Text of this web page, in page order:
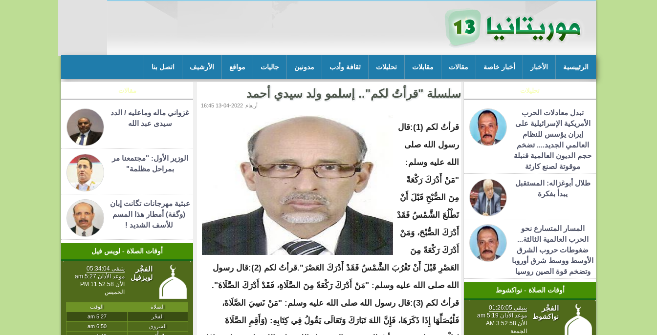
الرئييسية الأخبار أخبار خاصة مقالات مقابلات تحليلات ثقافة وأدب مدونين جاليات مواقع الأرشيف اتصل بنا
تحليلات
تبدل معادلات الحرب
الأمريكية الإسرائيلية على
إيران يؤسس للنظام
العالمي الجديد.... تضخم
حجم الديون العالمية قنبلة
موقوتة لصنع كارثة
طلال أبوغزاله: المستقبل
يبدأ بفكرة
المسار المتسارع نحو
الحرب العالمية الثالثة...
ضغوطات حروب الشرق
الأوسط ووسط شرق أوروبا
وتضخم قوة الصين روسيا
أوقات الصلاة - نواكشوط
سلسلة "قرأتُ لكم".. إسلمو ولد سيدي أحمد
أربعاء, 2022-04-13 16:45
قرأتُ لكم (1):قال
رسول الله صلى
الله عليه وسلم:
"مَنْ أَدْرَكَ رَكْعَةً
مِنَ الصُّبْحِ قَبْلَ أَنْ
تَطْلُعَ الشَّمْسُ فَقَدْ
أَدْرَكَ الصُّبْحَ، وَمَنْ
أَدْرَكَ رَكْعَةً مِنَ
العَصْرِ قَبْلَ أَنْ تَغْرُبَ الشَّمْسُ فَقَدْ أَدْرَكَ العَصْرَ". قرأتُ لكم (2): قال رسول
الله صلى الله عليه وسلم: "مَنْ أَدْرَكَ رَكْعَةً مِنَ الصَّلَاةِ، فَقَدْ أَدْرَكَ الصَّلَاةَ".
قرأتُ لكم (3): قال رسول الله صلى الله عليه وسلم: "مَنْ نَسِيَ الصَّلَاةَ، فَلْيُصَلِّهَا إِذَا ذَكَرَهَا، فَإِنَّ اللهَ تَبَارَكَ وَتَعَالَى يَقُولُ فِي كِتَابِهِ: (وَأَقِمِ الصَّلَاةَ لِذِكْرِي). طه. 14". قرأتُ لكم (4): قال رسول الله صلى الله عليه وسلم: "إِذَا اسْتَيْقَظَ أَحَدُكُمْ مِنْ نَوْمِهِ فَلْيَغْسِلْ يَدَهُ قَبْلَ أَنْ يُدْخِلَهَا فِي وُضُوئِهِ، فَإِنَّ أَحَدَكُمْ لَا يَدْرِي أَيْنَ بَاتَتْ يَدُهُ. قرأتُ لكم (5): قال رسول الله صلى الله عليه وسلم: "مَا مِنِ امْرِئٍ يَتَوَضَّأُ، فَيُحْسِنُ وُضُوءَهُ، ثُمَّ يُصَلِّي الصَّلَاةَ، إِلَّا غُفِرَ لَهُ مَا بَيْنَهُ وَبَيْنَ الصَّلَاةِ الأُخْرَى حَتَّى يُصَلِّيَهَا". قَالَ يَحْيَى: قَالَ مَالِكٌ: أَرَاهُ يُرِيدُ هَذِهِ الآيَةَ: (وَأَقِمِ الصَّلَاةَ طَرَفَيِ النَّهَارِ وَزُلَفًا مِّنَ اللَّيْلِ إِنَّ الحَسَنَاتِ يُذْهِبْنَ السَّيِّئَاتِ ذَلِكَ ذِكْرَى لِلذَّاكِرِينَ). هود. 114. قرأتُ لكم (6): قال رسول الله صلى الله عليه وسلم: "إِذَا تَوَضَّأَ العَبْدُ المُؤْمِنُ، فَتَمَضْمَضَ، خَرَجَتِ الخَطَايَا مِنْ فِيهِ. وَإِذَا اسْتَنْثَرَ خَرَجَتِ الخَطَايَا مِنْ أَنْفِهِ. فَإِذَا غَسَلَ وَجْهَهُ خَرَجَتِ الخَطَايَا مِنْ وَجْهِهِ حَتَّى تَخْرُجَ مِنْ تَحْتِ أَشْفَارِ عَيْنَيْهِ. فَإِذَا غَسَلَ يَدَيْهِ خَرَجَتِ الخَطَايَا مِنْ يَدَيْهِ حَتَّى تَخْرُجُ مِنْ تَحْتِ أَظْفَارِ يَدَيْهِ. فَإِذَا مَسَحَ بِرَأْسِهِ خَرَجَتِ الخَطَايَا مِنْ رَأْسِهِ حَتَّى تَخْرُجَ مِنْ أُذُنَيْهِ. فَإِذَا غَسَلَ رِجْلَيْهِ خَرَجَتِ الخَطَايَا مِنْ رِجْلَيْهِ حَتَّى تَخْرُجَ مِنْ تَحْتِ أَظْفَارِ رِجْلَيْهِ". قال: "ثُمَّ كَانَ مَشْيُهُ إِلَى المَسْجِدِ، وَصَلَاتُهُ نَافِلَةً لَهُ". وفي رواية أخرى: "إِذَا تَوَضَّأَ العَبْدُ المُسْلِمُ (أَوِ المُؤْمِنُ) فَغَسَلَ وَجْهَهُ خَرَجَتْ مِنْ وَجْهِهِ كُلُّ خَطِيئَةٍ نَظَرَ إِلَيْهَا بِعَيْنَيْهِ مَعَ المَاءِ (أَوْ مَعَ آخِرِ قَطْرِ المَاءِ). فَإِذَا غَسَلَ يَدَيْهِ خَرَجَتْ مِنْ يَدَيْهِ كُلُّ خَطِيئَةٍ بَطَشَتْهَا يَدَاهُ مَعَ المَاءِ (أَوْ مَعَ آخِرِ قَطْرِ المَاءِ). فَإِذَا غَسَلَ رِجْلَيْهِ خَرَجَتْ كُلُّ خَطِيئَةٍ مَشَتْهَا رِجْلَاهُ مَعَ المَاءِ (أَوْ مَعَ آخِرِ قَطْرِ المَاءِ)، حَتَّى يَخْرُجَ نَقِيًّا مِنَ الذُّنُوبِ". قرأتُ لكم (7): قال رسول الله صلى الله عليه وسلم: "إِذَا ثُوِّبَ بِالصَّلَاةِ، فَلَا تَأْتُوهَا وَأَنْتُمْ تَسْعَوْنَ. وَأْتُوهَا وَعَلَيْكُمُ السَّكِينَةُ. فَمَا أَدْرَكْتُمْ فَصَلُّوا. وَمَا فَاتَكُمْ فَأَتِمُّوا؛ فَإِنَّ أَحَدَكُمْ فِي صَلَاةٍ، مَا كَانَ يَعْمِدُ إِلَى الصَّلَاةِ". قرأتُ لكم (8): قال رسول الله صلى الله عليه وسلم: "إِذَا أَمَّنَ الإِمَامُ فَأَمِّنُوا، فَإِنَّهُ مَنْ وَافَقَ تَأْمِينُهُ تَأْمِينَ المَلَائِكَةِ غُفِرَ لَهُ مَا تَقَدَّمَ مِنْ ذَنْبِهِ". قَالَ ابْنُ شِهَابٍ: وكان رسولُ الله صلى الله عليه وسلم يقول: "آمِينَ". وفي رواية أخرى: "إِذَا قَالَ الإِمَامُ (غَيْرِ المَغْضُوبِ عَلَيْهِمْ وَلَا الضَّالِّينَ)، فَقُولُوا: آمِينَ. فَإِنَّهُ مَنْ وَافَقَ قَوْلُهُ قَوْلَ المَلَائِكَةِ غُفِرَ لَهُ مَا تَقَدَّمَ مِنْ ذَنْبِهِ". وفي رواية أخرى: "إِذَا قَالَ أَحَدُكُمْ: آمِينَ. وَقَالَتِ المَلَائِكَةُ فِي السَّمَاءِ: آمِينَ. فَوَافَقَتْ إِحْدَاهُمَا الأُخْرَى، غُفِرَ لَهُ مَا تَقَدَّمَ مِنْ ذَنْبِهِ. وقال رسول الله صلى الله عليه وسلم: "إِذَا قَالَ الإِمَامُ: سَمِعَ اللهُ لِمَنْ حَمِدَهُ، فَقُولُوا: اللَّهُمَّ رَبَّنَا لَكَ الحَمْدُ. فَإِنَّهُ مَنْ وَافَقَ قَوْلُهُ قَوْلَ المَلَائِكَةِ؛ غُفِرَ لَهُ مَا تَقَدَّمَ مِنْ ذَنْبِهِ". قرأتُ لكم (9): قال رسول الله صلى الله عليه وسلم: "إِذَا قُلْتَ لِصَاحِبِكَ أَنْصِتْ، وَالإِمَامُ يَخْطُبُ يَوْمَ الجُمُعَةِ، فَقَدْ لَغَوْتَ". وَرُوِيَ عَن ثَعْلَبَةَ بْنِ أَبِي مَالِكٍ القُرَظِيِّ، أَنَّهُمْ كَانُوا فِي زَمَانِ عُمَرَ بْنِ الخَطَّابِ، يُصَلُّونَ، يَوْمَ الجُمُعَةِ، حَتَّى يَخْرُجَ عُمَرُ. فَإِذَا خَرَجَ عُمَرُ، وَجَلَسَ عَلَى المِنْبَرِ، وَأَذَّنَ المُؤَذِّنُونَ (قَالَ ثَعْلَبَةُ) جَلَسْنَا نَتَحَدَّثُ. فَإِذَا سَكَتَ المُؤَذِّنُونَ وَقَامَ عُمَرُ يَخْطُبُ، أَنْصَتْنَا، فَلَمْ يَتَكَلَّمْ مِنَّا أَحَدٌ. قَالَ ابْنُ شِهَابٍ: فَخُرُوجُ الإِمَامِ يَقْطَعُ الصَّلَاةَ، وَكَلَامُهُ يَقْطَعُ الكَلَامَ. وَرُوِيَ أَنَّ عُثْمَانَ بْنَ عَفَّانَ كَانَ يَقُولُ فِي خُطْبَتِهِ، قَلَّ مَا يَدَعُ ذَلِكَ إِذَا خَطَبَ: إِذَا قَامَ الإِمَامُ يَخْطُبُ يَوْمَ الجُمُعَةِ فَاسْتَمِعُوا وَأَنْصِتُوا. فَإِنَّ لِلمُنْصِتِ الَّذِي لَا يَسْمَعُ، مِنَ الحَظِّ، مِثْلَ مَا لِلمُنْصِتِ السَّامِعِ. فَإِذَا قَامَتِ الصَّلَاةُ فَاعْدِلُوا الصُّفُوفَ، وَحَاذُوا بِالمَنَاكِبِ؛ فَإِنَّ اعْتِدَالَ الصُّفُوفِ مِنْ تَمَامِ الصَّلَاةِ. وَرُوِيَ عَنْ مَالِكِ، أَنَّهُ بَلَغَهُ أَنَّ رَجُلًا عَطَسَ يَوْمَ الجُمُعَةِ وَالإِمَامُ يَخْطُبُ، فَشَمَّتَهُ إِنْسَانٌ إِلَى جَنْبِهِ. فَسَأَلَ عَنْ ذَلِكَ سَعِيدَ بْنَ المُسَيَّبِ. فَنَهَاهُ عَنْ ذَلِكَ. وَقَالَ: لَا تَعُدْ. قرأتُ لكم (10): قال رسول الله صلى الله عليه وسلم: "خَيْرُ يَوْمٍ طَلَعَتْ عَلَيْهِ الشَّمْسُ، يَوْمُ الجُمُعَةِ. فِيهِ خُلِقَ آدَمُ. وَفِيهِ أُهْبِطَ مِنَ الجَنَّةِ. وَفِيهِ تِيبَ عَلَيْهِ. وَفِيهِ مَاتَ. وَفِيهِ تَقُومُ السَّاعَةُ. وَمَا مِنْ دَابَّةٍ إِلَّا وَهِيَ مُصِيخَةٌ يَوْمَ الجُمُعَةِ، مِنْ حِينِ تُصْبِحُ حَتَّى تَطْلُعَ الشَّمْسُ شَفَقًا مِنَ السَّاعَةِ. إِلَّا الجِنَّ وَالإِنْسَ. وَفِيهِ سَاعَةٌ لَا يُصَادِفُهَا عَبْدٌ مُسْلِمٌ وَهُوَ يُصَلِّي، يَسْأَلُ اللهَ شَيْئًا، إِلَّا أَعْطَاهُ إِيَّاهُ".". قَالَ أَبُو هُرَيْرَةَ: قُلْتُ: وَكَيْفَ تَكُونُ آخِرَ سَاعَةٍ فِي يَوْمِ الجُمُعَةِ؟ وَقَدْ قَالَ رَسُولُ اللهِ صَلَّى اللهُ عَلَيْهِ وَسَلَّمَ: "لَا يُصَادِفُهَا عَبْدٌ مُسْلِمٌ وَهُوَ يُصَلِّي" وَتِلْكَ السَّاعَةٌ سَاعَةٌ لَا يُصَلَّى فِيهَا؟ فَقَالَ عَبْدُ اللهِ بْنُ سَلَام: أَلَمْ يَقُلْ رَسُولُ اللهِ صَلَّى اللهُ عَلَيْهِ وَسَلَّمَ: "مَنْ جَلَسَ مَجْلِسًا يَنْتَظِرُ الصَّلَاةَ فَهُوَ فِي صَلَاةٍ حَتَّى يُصَلِّي؟" قَالَ أَبُو هُرَيْرَةَ: فَقُلْتُ بَلَى. قَالَ: فَهُوَ ذَلِكَ. قرأتُ لكم (11): قال رسول الله صلى الله عليه وسلم: "صَلَاةُ الجَمَاعَةِ تَفْضُلُ صَلَاةَ الفَذِّ بِسَبْعٍ وَعِشْرِينَ دَرَجَةً". وفي رواية أخرى: "صَلَاةُ الجَمَاعَةِ أَفْضَلُ مِنْ صَلَاةِ أَحَدِكُمْ، وَحْدَهُ، بِخَمْسَةٍ وَعِشْرِينَ جُزْءًا". قرأتُ لكم (12): قال رسول الله صلى الله عليه وسلم: "إِذَا صَلَّى أَحَدُكُمْ بِالنّاسِ، فَلْيُخَفِّفْ؛ فَإِنَّ فِيهِمْ الضَّعِيفَ، وَالسَّقِيمَ، وَالكَبِيرَ. وَإِذَا صَلَّى أَحَدُكُمْ لِنَفْسِهِ، فَلْيُطَوِّلْ مَا شَاءَ". قرأتُ لكم (13): قال رسول الله صلى الله عليه وسلم: "المَلَائِكَةُ تُصَلِّي عَلَى أَحَدِكُمْ مَا دَامَ فِي مُصَلَّاهُ الَّذِي صَلَّى فِيهِ، مَا لَمْ يُحْدِثْ. اللَّهُمَّ اغْفِرْ لَهُ. اللَّهُمَّ ارْحَمْهُ". وفي رواية أخرى: "لَا يَزَالُ أَحَدُكُمْ فِي صَلَاةٍ مَا كَانَتِ الصَّلَاةُ تَحْبِسُهُ، لَا يَمْنَعُهُ أَنْ يَنْقَلِبَ إِلَى أَهْلِهِ إِلَّا الصَّلَاةُ". قرأتُ لكم (14): قال رسول الله صلى الله عليه وسلم: "يَتَعَاقَبُونَ فِيكُمْ. مَلَائِكَةٌ بِاللَّيْلِ وَمَلَائِكَةٌ بِالنَّهَارِ. وَيَجْتَمِعُونَ فِي صَلَاةِ العَصْرِ، وَصَلَاةِ الفَجْرِ. ثُمَّ يَعْرُجُ الَّذِينَ بَاتُوا فِيكُمْ، فَيَسْأَلُهُمْ وَهُوَ أَعْلَمُ بِهِمْ: كَيْفَ تَرَكْتُمْ عِبَادِي؟ فَيَقُولُونَ: تَرَكْنَاهُمْ وَهُمْ يُصَلُّونَ، وَأَتَيْنَاهُمْ وَهُمْ يُصَلُّونَ". قرأتُ لكم (15): قال رسول الله صلى الله عليه وسلم: "يَعْقِدُ الشَّيْطَانُ عَلَى قَافِيَةِ رَأْسِ أَحَدِكُمْ، إِذَا هُوَ نَامَ، ثَلَاثَ عُقَدٍ. يَضْرِبُ مَكَانَ كُلِّ عُقْدَةٍ، عَلَيْكَ لَيْلٌ طَوِيلٌ، فَارْقُدْ. فَإِنِ اسْتَيْقَظَ، فَذَكَرَ اللهَ، انْحَلَّتْ عُقْدَةٌ. فَإِنْ تَوَضَّأَ، انْحَلَّتْ عُقْدَةٌ. فَإِنْ صَلَّى انْحَلَّتْ عُقَدُهُ. فَأَصْبَحَ نَشِيطًا، طَيِّبَ النَّفْسِ. وَإِلَّا، أَصْبَحَ خَبِيثَ النَّفْسِ كَسْلَانَ". قرأتُ لكم (16): قال رسول الله صلى الله عليه وسلم: "صَلَاةٌ فِي مَسْجِدِي هَذَا، خَيْرٌ مِنْ أَلْفِ صَلَاةٍ فِيمَا سِوَاهُ. إِلَّا المَسْجِدَ الحَرَامَ". وقال صلى الله عليه وسلم: "مَا بَيْنَ بَيْتِي وَمِنْبَرِي، رَوْضَةٌ مِنْ رِيَاضِ الجَنَّةِ. وَمِنْبَرِي عَلَى حَوْضِي". وفي رواية أخرى: "مَا بَيْنَ بَيْتِي وَمِنْبَرِي، رَوْضَةٌ مِنْ رِيَاضِ الجَنَّةِ". قرأتُ لكم (17): قال رسول الله صلى الله عليه وسلم: "مَنْ قَالَ لَا إِلَهَ إِلَّا اللهُ وَحْدَهُ لَا شَرِيكَ لَهَ، لَهُ المُلْكُ وَلَهُ الحَمْدُ وَهُوَ عَلَى كُلِّ شَيْءٍ قَدِيرٌ. فِي يَوْمٍ مِائَةَ مَرَّةٍ. كَانَتْ لَهُ عَدْلَ عَشْرِ رِقَابٍ. وَكُتِبَتْ لَهُ مِائَةُ حَسَنَةٍ. وَمُحِيَتْ عَنْهُ مِائَةُ سَيِّئَةٍ. وَكَانَتْ لَهُ حِرْزًا مِنَ الشَّيْطَانِ، يَوْمَهُ ذَلِكَ حَتَّى يُمْسِي. وَلَمْ يَأْتِ أَحَدٌ بِأَفْضَل مِمَّا جَاءَ بِهِ، إِلَّا أَحَدٌ عَمِلَ أَكْثَرَ مِنْ ذَلِكَ". وقال صلى الله عليه وسلم: "مَنْ قَالَ سُبْحَانَ اللهِ وَبِحَمْدِهِ. فِي يَوْمٍ مِائَةَ مَرَّةٍ. حُطَّتْ عَنْهُ خَطَايَاهُ وَإِنْ كَانَتْ مِثْلَ زَبَدِ البَحْرِ". وقال صلى الله عليه وسلم، فِي: (وَالبَاقِيَاتُ الصَّالِحَاتُ)، الكهف، 46، إِنَّهَا قَوْلُ العَبْدِ: ( اللهُ أَكْبَرُ. وَسُبْحَانَ اللهِ. وَالحَمْدُ للهِ. وَلَا إِلَهَ إِلَّا اللهُ. وَلَا حَوْلَ وَلَا قُوَّةَ إِلَّا بِاللهِ). قرأتُ لكم (18): قال رسول الله صلى الله عليه وسلم: "لَا يَقُلْ أَحَدُكُمْ إِذَا دَعَا: اللَّهُمَّ اغْفِرْ لِي إِنْ شِئْتَ. اللَّهُمَّ ارْحَمْنِي إِنْ شِئْتَ. لِيَعْزِمِ المَسْأَلَةَ. فَإِنَّهُ لَا مُكْرِهَ لَهُ". وقال صلى الله عليه وسلم: "يُسْتَجَابُ لِأَحَدِكُمْ مَا لَمْ يَعْجَلْ. فَيَقُولُ: قَدْ دَعَوْتُ فَلَمْ يُسْتَجَبْ لِي". وقال صلى الله عليه وسلم: "يَنْزِلُ رَبُّنَا، تَبَارَكَ وَتَعَالَى، كُلَّ لَيْلَةٍ إِلَى السَّمَاءِ الدُّنْيَا. حِينَ يَبْقَى ثُلُثُ اللَّيْلِ الآخِرُ. فَيَقُولُ: مَنْ يَدْعُونِي فَأَسْتَجِيبَ لَهُ؟ مَنْ يَسْأَلُنِي فَأُعْطِيَهُ؟ مَنْ يَسْتَغْفِرُنِي فَأَغْفِرَ لَهُ؟". وقال صلى الله عليه وسلم: "أَفْضَلُ الدُّعَاءِ دُعَاءُ يَوْمِ عَرَفَةَ. وَأَفْضَلُ مَا قُلْتُ أَنَا وَالنَّبِيُّونَ مِنْ قَبْلِي (لَا إِلَهَ إِلَّا اللهُ وَحْدَهُ لَا شَرِيكَ لَهُ". قرأتُ لكم (19): قال رسول الله صلى الله عليه وسلم: "مَا مِنْ دَاعٍ يَدْعُو إِلَى هُدًى، إِلَّا كَانَ لَهُ مِثْلُ أَجْرِ مَنِ اتَّبَعَهُ. لَا يَنْقُصُ ذَلِكَ مِنْ أُجُورِهِمْ شَيْئًا. وَمَا مِنْ دَاعٍ يَدْعُو إِلَى ضَلَالَةٍ، إِلَّا كَانَ عَلَيْهِ مِثْلُ أَوْزَارِهِمْ. لَا يَنْقُصُ ذَلِكَ مِنْ أَوْزَارِهِمْ شَيْئًا". قرأتُ لكم (20): قال رسول الله صلى الله عليه وسلم: "الشُّهَدَاءُ سَبْعَةٌ، سِوَى القَتْلِ فِي سَبِيلِ اللهِ: المَطْعُونُ شَهِيدٌ، وَالغَرِقُ شَهِيدٌ، وَصَاحِبُ ذَاتِ الجَنْبِ شَهِيدٌ، وَالمَبْطُونُ شَهِيدٌ، وَالحَرِقُ شَهِيدٌ، وَالَّذِي يَمُوتُ تَحْتَ الهَدْمِ شَهِيدٌ، وَالمَرْأَةُ تَمُوتُ بِجُمْعٍ شَهِيدٌ". قرأتُ لكم (21): قال رسول الله صلى الله عليه وسلم: "لَا تَصُومُوا حَتَّى تَرَوْا الهِلَالَ. وَلَا تُفْطِرُوا حَتَّى تَرَوْهُ. فَإِنْ غُمَّ عَلَيْكُمْ فَاقْدُرُوا لَهُ". وقال صلى الله عليه وسلم: "الشَّهْرُ تِسْعٌ وَعِشْرُونَ. فَلَا تَصُومُوا حَتَّى تَرَوْا الهِلَالَ. وَلَا تُفْطِرُوا حَتَّى تَرَوْهُ. فَإ
مقالات
غزواني ماله وماعليه / الدد
سيدى عبد الله
الوزير الأول: "مجتمعنا مر
بمراحل مظلمة"
عبثية مهرجانات تگانت إبان
(وگفة) أمطار هذا المسم
للأسف الشديد !
أوقات الصلاة - لويس فيل